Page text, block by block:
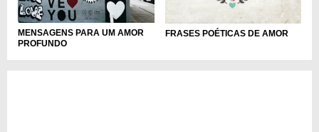
MENSAGENS PARA UM AMOR
PROFUNDO
FRASES POÉTICAS DE AMOR